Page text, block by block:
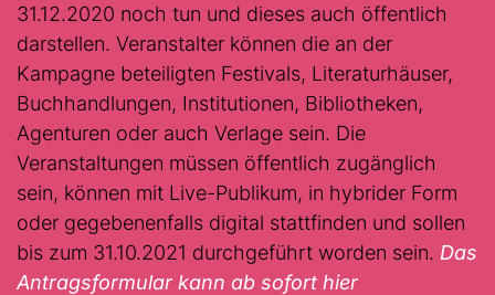
31.12.2020 noch tun und dieses auch öffentlich
darstellen. Veranstalter können die an der
Kampagne beteiligten Festivals, Literaturhäuser,
Buchhandlungen, Institutionen, Bibliotheken,
Agenturen oder auch Verlage sein. Die
Veranstaltungen müssen öffentlich zugänglich
sein, können mit Live-Publikum, in hybrider Form
oder gegebenenfalls digital stattfinden und sollen
bis zum 31.10.2021 durchgeführt worden sein. Das
Antragsformular kann ab sofort hier